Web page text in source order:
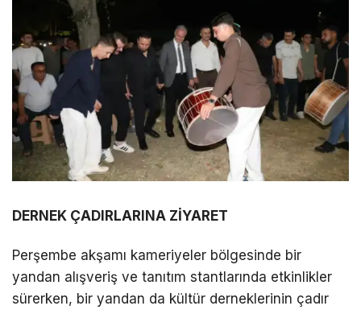
DERNEK ÇADIRLARINA ZİYARET
Perşembe akşamı kameriyeler bölgesinde bir
yandan alışveriş ve tanıtım stantlarında etkinlikler
sürerken, bir yandan da kültür derneklerinin çadır